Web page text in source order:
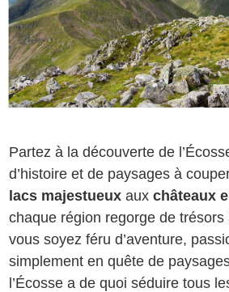
Partez à la découverte de
d’histoire et de paysages à
lacs majestueux auxchâteaux
chaque région regorge de trésors
vous soyez féru d’aventure,
simplement en quête de
l’Écosse a de quoi séduire tous